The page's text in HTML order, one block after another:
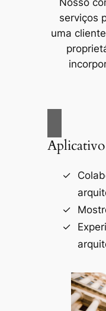
Nosso
serviços
uma